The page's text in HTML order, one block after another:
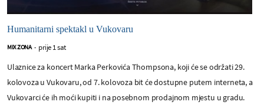
Humanitarni spektakl u Vukovaru
MIX ZONA - prije 1 sat
Ulaznice za koncert Marka Perkovića Thompsona, koji će se održati 29.
kolovoza u Vukovaru, od 7. kolovoza bit će dostupne putem interneta, a
Vukovarci će ih moći kupiti i na posebnom prodajnom mjestu u gradu.